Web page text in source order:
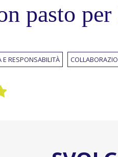
pasto
RESPONSABILITÀ